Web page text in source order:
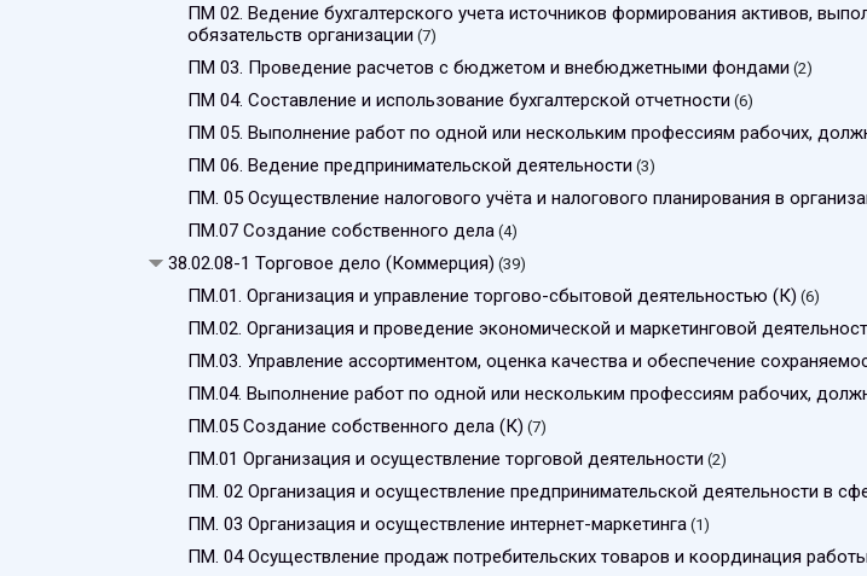
ПМ 02. Ведение бухгалтерского учета источников формирования активов,
обязательств организации (7)
ПМ 03. Проведение расчетов с бюджетом и внебюджетными фондами (2)
ПМ 04. Составление и использование бухгалтерской отчетности (6)
ПМ 05. Выполнение работ по одной или нескольким профессиям рабочих,
ПМ 06. Ведение предпринимательской деятельности (3)
ПМ. 05 Осуществление налогового учёта и налогового планирования в
ПМ.07 Создание собственного дела(4)
38.02.08-1 Торговое дело (Коммерция) (39)
ПМ.01. Организация и управление торгово-сбытовой деятельностью (К) (6)
ПМ.02. Организация и проведение экономической и маркетинговой
ПМ.03. Управление ассортиментом, оценка качества и обеспечение
ПМ.04. Выполнение работ по одной или нескольким профессиям рабочих,
ПМ.05 Создание собственного дела (К) (7)
ПМ.01 Организация и осуществление торговой деятельности (2)
ПМ. 02 Организация и осуществление предпринимательской деятельности в
ПМ. 03 Организация и осуществление интернет-маркетинга(1)
ПМ. 04 Осуществление продаж потребительских товаров и координация